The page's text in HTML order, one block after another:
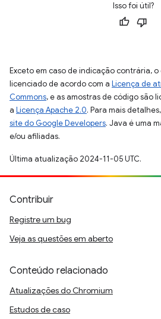
Isso foi útil?
Exceto em caso de indicação contrária,
licenciado de acordo com a Licença de
Commons, e as amostras de código são
a Licença Apache 2.0. Para mais
site do Google Developers. Java é uma
e/ou afiliadas.
Última atualização 2024-11-05 UTC.
Contribuir
Registre um bug
Veja as questões em aberto
Conteúdo relacionado
Atualizações do Chromium
Estudos de caso